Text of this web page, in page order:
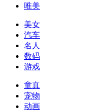
唯美
美女
汽车
名人
数码
游戏
童真
宠物
动画